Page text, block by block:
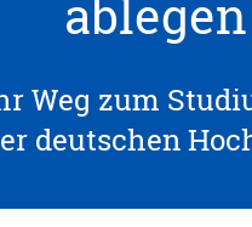
ablegen
Weg zum
deutschen